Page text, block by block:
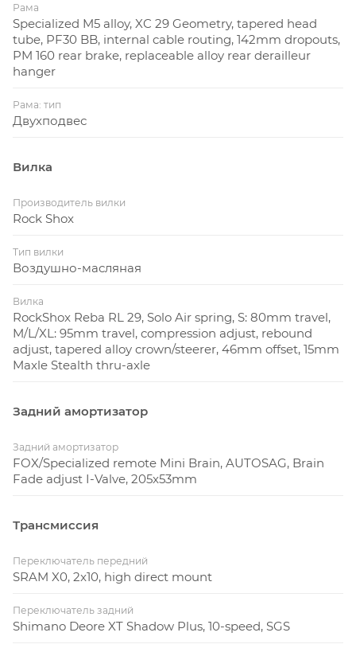
Рама
Specialized M5 alloy, XC 29 Geometry, tapered head
tube, PF30 BB, internal cable routing, 142mm dropouts,
PM 160 rear brake, replaceable alloy rear derailleur
hanger
Рама: тип
Двухподвес
Вилка
Производитель вилки
Rock Shox
Тип вилки
Воздушно-масляная
Вилка
RockShox Reba RL 29, Solo Air spring, S: 80mm travel,
M/L/XL: 95mm travel, compression adjust, rebound
adjust, tapered alloy crown/steerer, 46mm offset, 15mm
Maxle Stealth thru-axle
Задний амортизатор
Задний амортизатор
FOX/Specialized remote Mini Brain, AUTOSAG, Brain
Fade adjust I-Valve, 205x53mm
Трансмиссия
Переключатель передний
SRAM X0, 2x10, high direct mount
Переключатель задний
Shimano Deore XT Shadow Plus, 10-speed, SGS